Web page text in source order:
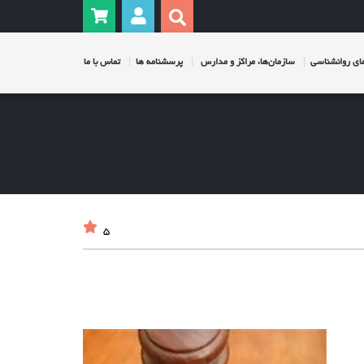
روانشناسی سازمان‌ها، مراکز و مدارس پرسشنامه ها تماس با ما
5